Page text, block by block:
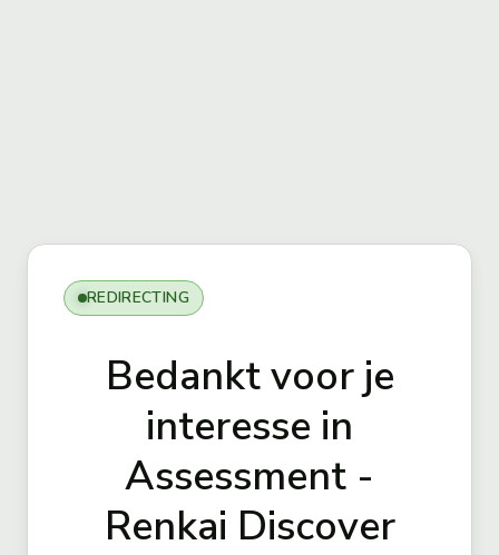
REDIRECTING
Bedankt voor je
interesse in
Assessment -
Renkai Discover